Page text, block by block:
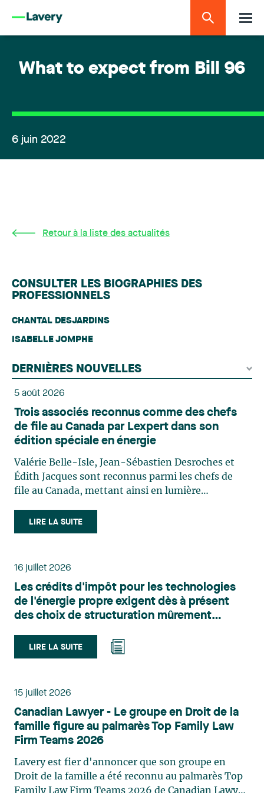
What to expect from Bill 96
6 juin 2022
Retour à la liste des actualités
CONSULTER LES BIOGRAPHIES DES
PROFESSIONNELS
CHANTAL DESJARDINS
ISABELLE JOMPHE
DERNIÈRES NOUVELLES
5 août 2026
Trois associés reconnus comme des chefs
de file au Canada par Lexpert dans son
édition spéciale en énergie
Valérie Belle-Isle, Jean-Sébastien Desroches et
Édith Jacques sont reconnus parmi les chefs de
file au Canada, mettant ainsi en lumière
le domaine du droit des technologies. Valérie
Belle-Isle est associée au sein du groupe de droit
principalement sur le droit de l’environnement,
du territoire. Elle conseille et représente une
clientèle publique et privée dans le cadre d’enjeux
touchant notamment les obligations
et de permis, l’application et la contestation de
règlements d’urbanisme, ainsi que les dossiers
municipalités dans la validation juridique de leurs
Reconnue pour son approche à la fois stratégique
et pratique, elle intervient aussi en matière de
taxation municipale et d’évaluation foncière, en
plus de contribuer régulièrement à des
publications et à des activités de formation. Jean-
Sébastien Desroches œuvre en droit des affaires,
LIRE LA SUITE
16 juillet 2026
Les crédits d'impôt pour les technologies
de l'énergie propre exigent dès à présent
des choix de structuration mûrement
LIRE LA SUITE
15 juillet 2026
Canadian Lawyer - Le groupe en Droit de la
famille figure au palmarès Top Family Law
Firm Teams 2026
Lavery est fier d'annoncer que son groupe en
Droit de la famille a été reconnu au palmarès Top
Family Law Firm Teams 2026 de Canadian Lawyer.